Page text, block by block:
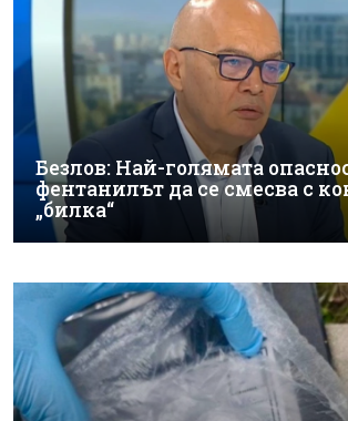
Безлов: Най-голямата
фентанилът да се смесва с
„билка“